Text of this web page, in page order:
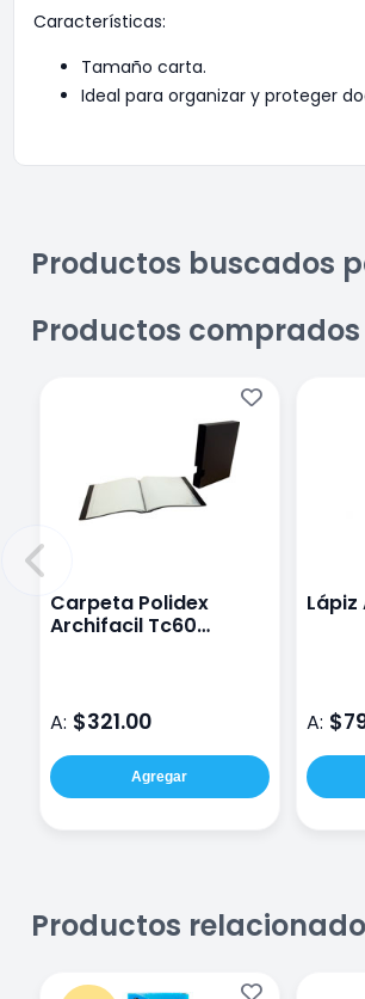
Características:
Tamaño carta.
Ideal para organizar y proteger
Productos buscados
Productos
Carpeta Polidex
Archifacil Tc60
A: $321.00
Agregar
Lápiz
A:
Productos